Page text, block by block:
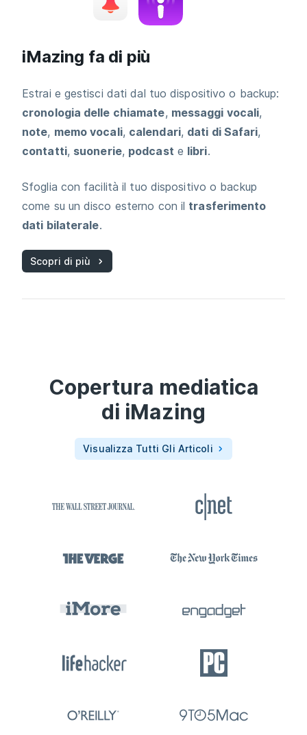
iMazing fa di più
Estrai e gestisci dati dal tuo dispositivo o backup:
cronologia delle chiamate, messaggi vocali,
note, memo vocali, calendari, dati di Safari,
contatti, suonerie, podcast e libri.
Sfoglia con facilità il tuo dispositivo o backup
come su un disco esterno con il trasferimento
dati bilaterale.
Scopri di più
Copertura mediatica
di iMazing
Visualizza Tutti Gli Articoli